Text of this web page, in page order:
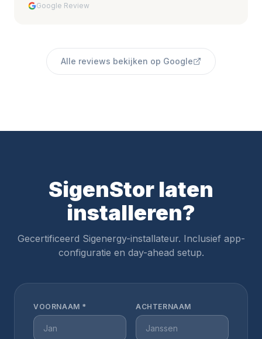
Google Review
Alle reviews bekijken op Google
SigenStor laten
installeren?
Gecertificeerd Sigenergy-installateur. Inclusief app-
configuratie en day-ahead setup.
VOORNAAM * ACHTERNAAM